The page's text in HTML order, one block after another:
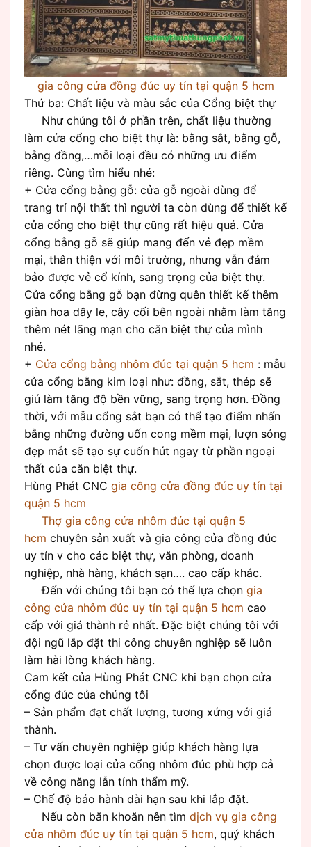
gia công cửa đồng đúc uy tín tại quận 5 hcm
Thứ ba: Chất liệu và màu sắc của Cổng biệt thự
Như chúng tôi ở phần trên, chất liệu thường
làm cửa cổng cho biệt thự là: bằng sắt, bằng gỗ,
bằng đồng,…mỗi loại đều có những ưu điểm
riêng. Cùng tìm hiểu nhé:
+ Cửa cổng bằng gỗ: cửa gỗ ngoài dùng để
trang trí nội thất thì người ta còn dùng để thiết kế
cửa cổng cho biệt thự cũng rất hiệu quả. Cửa
cổng bằng gỗ sẽ giúp mang đến vẻ đẹp mềm
mại, thân thiện với môi trường, nhưng vẫn đảm
bảo được vẻ cổ kính, sang trọng của biệt thự.
Cửa cổng bằng gỗ bạn đừng quên thiết kế thêm
giàn hoa dây le, cây cối bên ngoài nhằm làm tăng
thêm nét lãng mạn cho căn biệt thự của mình
nhé.
+ Cửa cổng bằng nhôm đúc tại quận 5 hcm : mẫu
cửa cổng bằng kim loại như: đồng, sắt, thép sẽ
giú làm tăng độ bền vững, sang trọng hơn. Đồng
thời, với mẫu cổng sắt bạn có thể tạo điểm nhấn
bằng những đường uốn cong mềm mại, lượn sóng
đẹp mắt sẽ tạo sự cuốn hút ngay từ phần ngoại
thất của căn biệt thự.
Hùng Phát CNC gia công cửa đồng đúc uy tín tại
quận 5 hcm
Thợ gia công cửa nhôm đúc tại quận 5
hcm chuyên sản xuất và gia công cửa đồng đúc
uy tín v cho các biệt thự, văn phòng, doanh
nghiệp, nhà hàng, khách sạn…. cao cấp khác.
Đến với chúng tôi bạn có thế lựa chọn gia
công cửa nhôm đúc uy tín tại quận 5 hcm cao
cấp với giá thành rẻ nhất. Đặc biệt chúng tôi với
đội ngũ lắp đặt thi công chuyên nghiệp sẽ luôn
làm hài lòng khách hàng.
Cam kết của Hùng Phát CNC khi bạn chọn cửa
cổng đúc của chúng tôi
– Sản phẩm đạt chất lượng, tương xứng với giá
thành.
– Tư vấn chuyên nghiệp giúp khách hàng lựa
chọn được loại cửa cổng nhôm đúc phù hợp cả
về công năng lẫn tính thẩm mỹ.
– Chế độ bảo hành dài hạn sau khi lắp đặt.
Nếu còn băn khoăn nên tìm dịch vụ gia công
cửa nhôm đúc uy tín tại quận 5 hcm, quý khách